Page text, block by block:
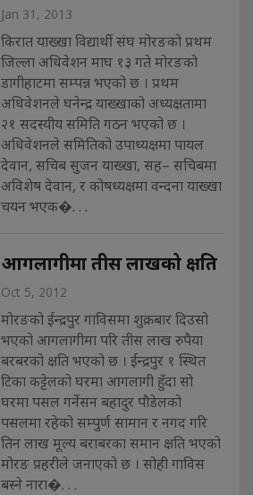
Jan 31, 2013
किरात याख्खा विद्यार्थी संघ मोरङको प्रथम
जिल्ला अधिवेशन माघ १३ गते मोरङको
डागीहाटमा सम्पन्न भएको छ । प्रथम
अधिवेशनले घनेन्द्र याख्खाको अध्यक्षतामा
२१ सदस्यीय समिति गठन भएको छ ।
अधिवेशनले समितिको उपाध्यक्षमा पायल
देवान, सचिब सुजन याख्खा, सह– सचिबमा
अविशेष देवान, र कोषध्यक्षमा वन्दना याख्खा
चयन भएक�. . .
आगलागीमा तीस लाखको क्षति
Oct 5, 2012
मोरङको ईन्द्रपुर गाविसमा शुक्रबार दिउसो
भएको आगलागीमा परि तीस लाख रुपैया
बरबरको क्षति भएको छ । ईन्द्रपुर १ स्थित
टिका कट्टेलको घरमा आगलागी हुँदा सो
घरमा पसल गर्नेसन बहादुर पौडेलको
पसलमा रहेको सम्पुर्ण सामान र नगद गरि
तिन लाख मूल्य बराबरका समान क्षति भएको
मोरङ प्रहरीले जनाएको छ । सोही गाविस
बस्ने नारा�. . .